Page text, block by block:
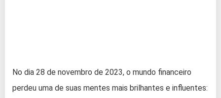
No dia 28 de novembro de 2023, o mundo financeiro
perdeu uma de suas mentes mais brilhantes e influentes: